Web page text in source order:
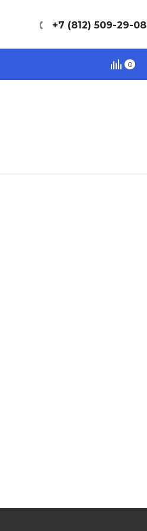
+7 (812) 509-29-08
0